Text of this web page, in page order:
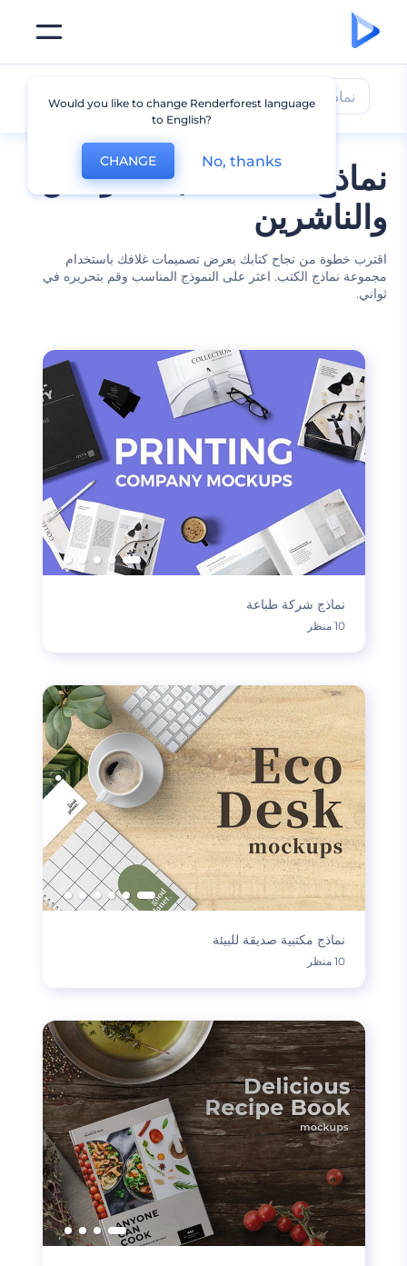
نماذج أغلفة كتب للمؤلفين
والناشرين
اقترب خطوة من نجاح كتابك بعرض تصميمات غلافك باستخدام
مجموعة نماذج الكتب. اعثر على النموذج المناسب وقم بتحريره في
ثواني.
نماذج كتب
نماذج شركة طباعة
10 منظر
نماذج مكتبية صديقة للبيئة
10 منظر
Would you like to change Renderforest language
to English?
CHANGE No, thanks